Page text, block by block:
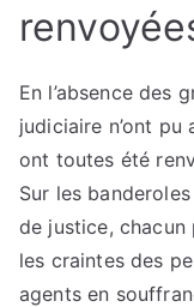
En l’absence des
judiciaire n’ont
ont toutes été
Sur les
de justice,
les craintes des
agents en